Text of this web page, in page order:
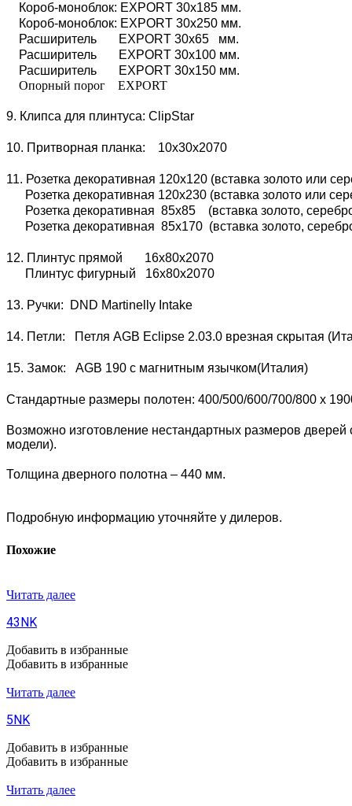
Короб-моноблок: EXPORT 30х185 мм.
Короб-моноблок: EXPORT 30х250 мм.
Расширитель EXPORT 30х65 мм.
Расширитель EXPORT 30х100 мм.
Расширитель EXPORT 30х150 мм.
Опорный порог EXPORT
9. Клипса для плинтуса: ClipStar
10. Притворная планка: 10х30х2070
11. Розетка декоративная 120х120 (вставка золото или
Розетка декоративная 120х230 (вставка золото или
Розетка декоративная 85х85 (вставка золото,
Розетка декоративная 85х170 (вставка золото,
12. Плинтус прямой 16х80х2070
Плинтус фигурный 16х80х2070
13. Ручки: DND Martinelly Intake
14. Петли: Петля AGB Eclipse 2.03.0 врезная скрытая
15. Замок: AGB 190 с магнитным язычком(Италия)
Стандартные размеры полотен: 400/500/600/700/800 x
Возможно изготовление нестандартных размеров
модели).
Толщина дверного полотна – 440 мм.
Подробную информацию уточняйте у дилеров.
Похожие
Читать далее
43NK
Добавить в избранные
Добавить в избранные
Читать далее
5NK
Добавить в избранные
Добавить в избранные
Читать далее